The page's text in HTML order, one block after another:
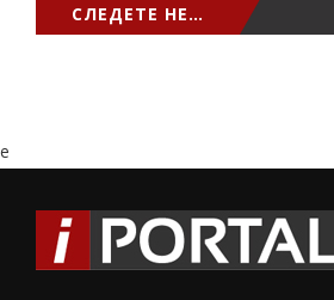
СЛЕДЕТЕ НЕ…
e